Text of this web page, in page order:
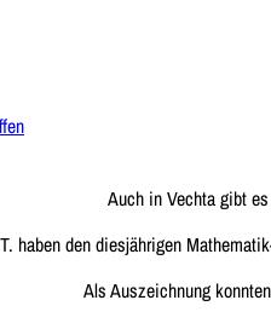
Auch in Vechta gibt
haben den diesjährigen
Als Auszeichnung